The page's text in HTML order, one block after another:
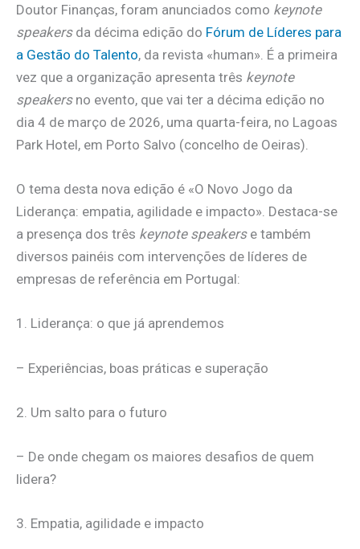
Doutor Finanças, foram anunciados como keynote
speakersda décima edição do Fórum de Líderes para
a Gestão do Talento, da revista «human». É a primeira
vez que a organização apresenta três keynote
speakersno evento, que vai ter a décima edição no
dia 4 de março de 2026, uma quarta-feira, no Lagoas
Park Hotel, em Porto Salvo (concelho de Oeiras).
O tema desta nova edição é «O Novo Jogo da
Liderança: empatia, agilidade e impacto». Destaca-se
a presença dos três keynote speakerse também
diversos painéis com intervenções de líderes de
empresas de referência em Portugal:
1. Liderança: o que já aprendemos
– Experiências, boas práticas e superação
2. Um salto para o futuro
– De onde chegam os maiores desafios de quem
lidera?
3. Empatia, agilidade e impacto